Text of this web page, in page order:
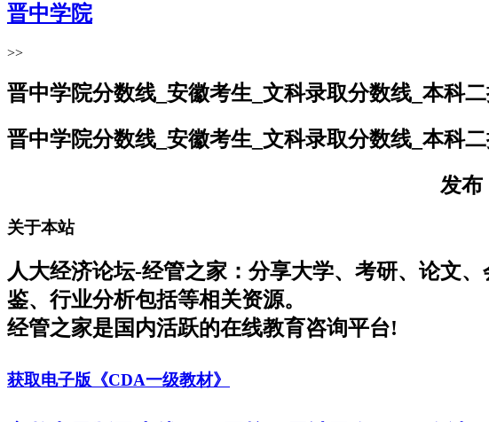
晋中学院
>>
晋中学院分数线_安徽考生_文科录取分数线_本科
晋中学院分数线_安徽考生_文科录取分数线_本科
发布
关于本站
人大经济论坛-经管之家：分享大学、考研、论文
鉴、行业分析包括等相关资源。
经管之家是国内活跃的在线教育咨询平台!
获取电子版《CDA一级教材》